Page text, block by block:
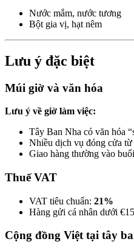
Nước mắm, nước tương
Bột gia vị, hạt nêm
Lưu ý đặc biệt
Múi giờ và văn hóa
Lưu ý về giờ làm việc:
Tây Ban Nha có văn hóa
Nhiều dịch vụ đóng cửa từ
Giao hàng thường vào
Thuế VAT
VAT tiêu chuẩn: 21%
Hàng gửi cá nhân dưới
Cộng đồng Việt tại tây